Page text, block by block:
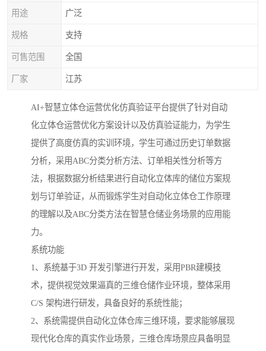
用途 广泛
规格 支持
可售范围 全国
厂家 江苏
AI+智慧立体仓运营优化仿真验证平台提供了针对自动
化立体仓运营优化方案设计以及仿真验证能力，为学生
提供了高度仿真的实训环境，学生可通过历史订单数据
分析，采用ABC分类分析方法、订单相关性分析等方
法，根据数据分析结果进行自动化立体库的储位方案规
划与订单验证，从而锻炼学生对自动化立体仓工作原理
的理解以及ABC分类方法在智慧仓储业务场景的应用能
力。
系统功能
1、系统基于3D 开发引擎进行开发，采用PBR建模技
术，提供视觉效果逼真的三维仓储作业环境，整体采用
C/S 架构进行研发，具备良好的系统性能；
2、系统需提供自动化立体仓库三维环境，要求能够展现
现代化仓库的真实作业场景，三维仓库场景应具备明显